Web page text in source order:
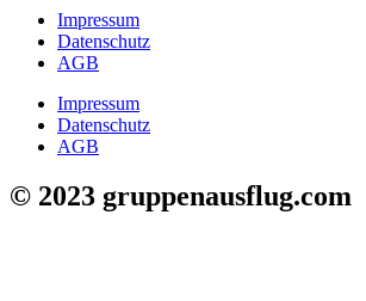
Impressum
Datenschutz
AGB
Impressum
Datenschutz
AGB
© 2023 gruppenausflug.com